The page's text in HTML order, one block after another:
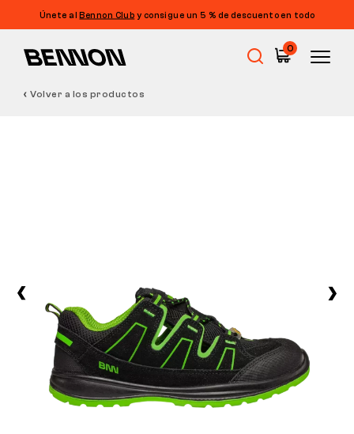
Únete alBennon Club y consigue un 5 % de descuento en todo
0
Calzado informal
Táctico
Volver a los productos